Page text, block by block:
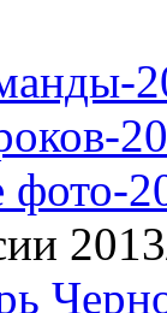
фото-